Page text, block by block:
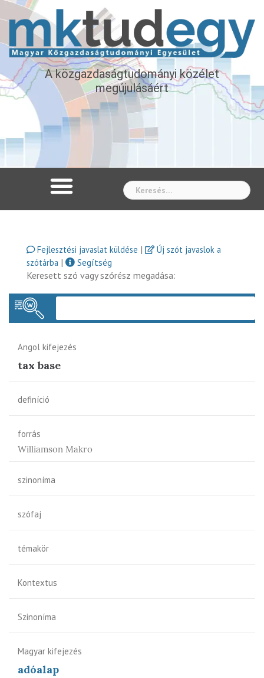
A közgazdaságtudományi közélet
megújulásáért
Fejlesztési javaslat küldése |
Új szót javaslok a
szótárba |
Segítség
Keresett szó vagy szórész megadása:
Angol kifejezés
tax base
definíció
forrás
Williamson Makro
szinoníma
szófaj
témakör
Kontextus
Szinoníma
Magyar kifejezés
adóalap